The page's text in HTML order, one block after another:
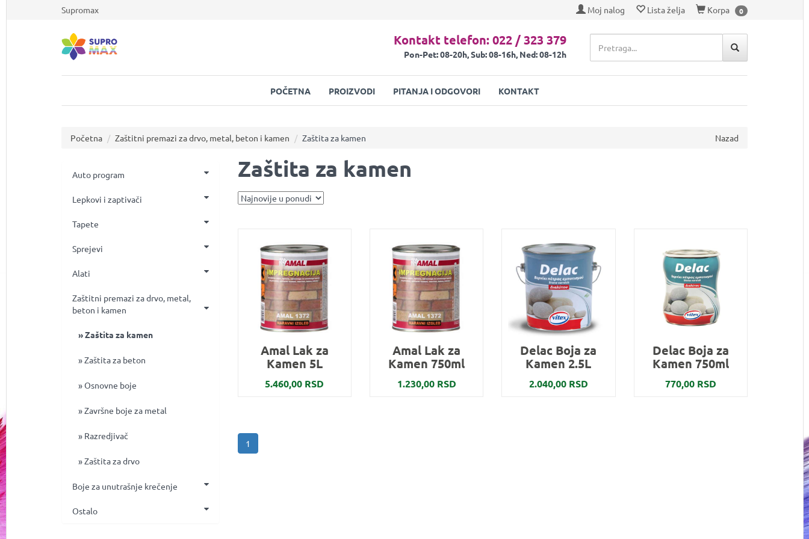
Supromax Moj nalog Lista želja Korpa 0
Kontakt telefon: 022 / 323 379
Pon-Pet: 08-20h, Sub: 08-16h, Ned: 08-12h
POČETNA PROIZVODI PITANJA I ODGOVORI KONTAKT
Početna Zaštitni premazi za drvo, metal, beton i kamen Zaštita za kamen Nazad
Auto program
Lepkovi i zaptivači
Tapete
Sprejevi
Alati
Zaštitni premazi za drvo, metal,
beton i kamen
Zaštita za kamen
Zaštita za beton
Osnovne boje
Završne boje za metal
Razredjivač
Zaštita za drvo
Boje za unutrašnje krečenje
Ostalo
Zaštita za kamen
Amal Lak za
Kamen 5L
5.460,00 RSD
Amal Lak za
Kamen 750ml
1.230,00 RSD
Delac Boja za
Kamen 2.5L
2.040,00 RSD
Delac Boja za
Kamen 750ml
770,00 RSD
1